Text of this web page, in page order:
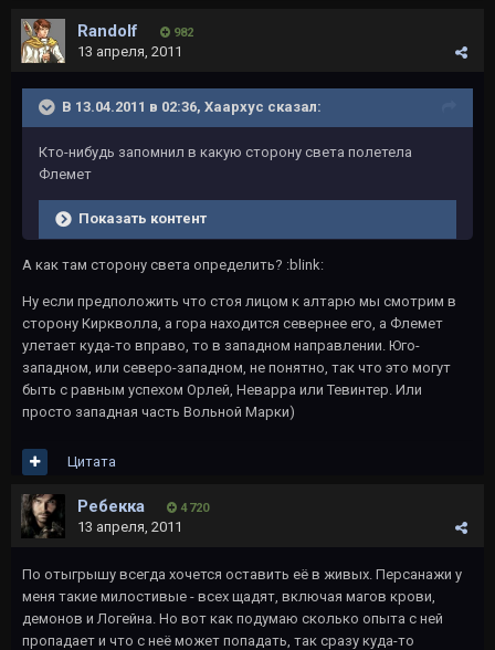
Randolf 982
13 апреля, 2011
В 13.04.2011 в 02:36, Хаархус сказал:
Кто-нибудь запомнил в какую сторону света полетела
Флемет
Показать контент
А как там сторону света определить? :blink:
Ну если предположить что стоя лицом к алтарю мы смотрим в
сторону Киркволла, а гора находится севернее его, а Флемет
улетает куда-то вправо, то в западном направлении. Юго-
западном, или северо-западном, не понятно, так что это могут
быть с равным успехом Орлей, Неварра или Тевинтер. Или
просто западная часть Вольной Марки)
Цитата
Ребекка 4 720
13 апреля, 2011
По отыгрышу всегда хочется оставить её в живых. Персанажи у
меня такие милостивые - всех щадят, включая магов крови,
демонов и Логейна. Но вот как подумаю сколько опыта с ней
пропадает и что с неё может попадать, так сразу куда-то